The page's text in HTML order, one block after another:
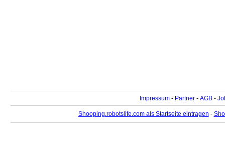
Impressum - Partner - AGB -
Shooping.robotslife.com als Startseite eintragen -